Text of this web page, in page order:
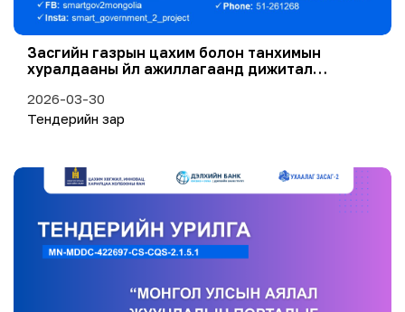
Засгийн газрын цахим болон танхимын
хуралдааны үйл ажиллагаанд дижитал
төхөөрөмжийг шинэчлэх” тендерийн зар
2026-03-30
Тендерийн зар